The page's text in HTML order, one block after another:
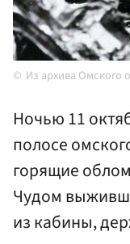
Из архива Омского
Ночью 11
полосе
горящие
Чудом
из кабины,